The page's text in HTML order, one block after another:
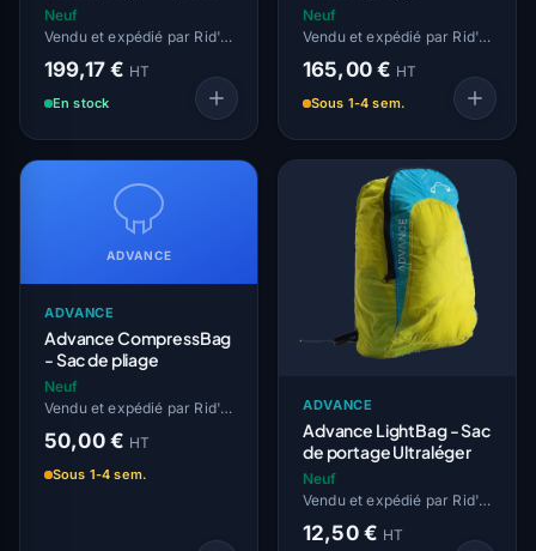
Neuf
Vendu et expédié par Rid'Air
199,17 € HT
En stock
Neuf
Vendu et expédié par Rid'Air
165,00 € HT
Sous 1-4 sem.
ADVANCE
ADVANCE
Advance CompressBag
- Sac de pliage
Neuf
Vendu et expédié par Rid'Air
50,00 € HT
Sous 1-4 sem.
ADVANCE
Advance LightBag - Sac
de portage Ultraléger
Neuf
Vendu et expédié par Rid'Air
12,50 € HT